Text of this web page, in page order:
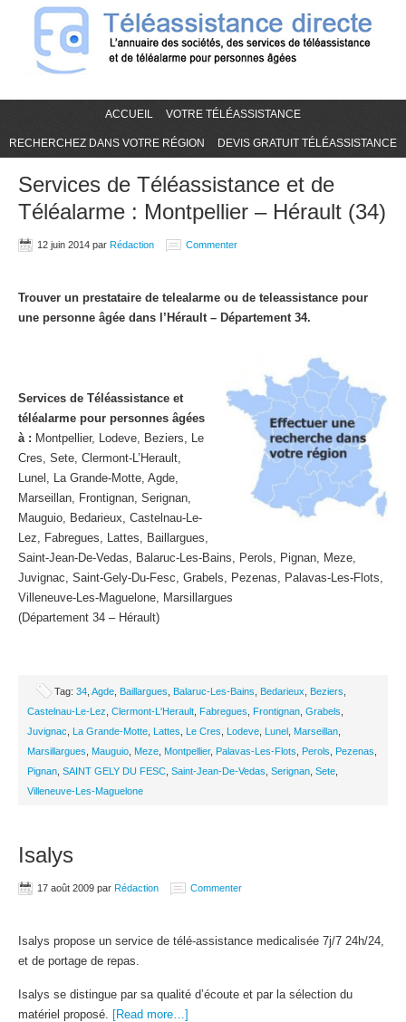
ACCUEIL VOTRE TÉLÉASSISTANCE
RECHERCHEZ DANS VOTRE RÉGION DEVIS GRATUIT TÉLÉASSISTANCE
Services de Téléassistance et de
Téléalarme : Montpellier – Hérault (34)
12 juin 2014 par Rédaction Commenter
Trouver un prestataire de telealarme ou de teleassistance pour
une personne âgée dans l’Hérault – Département 34.
Services de Téléassistance et
téléalarme pour personnes âgées
à : Montpellier, Lodeve, Beziers, Le
Cres, Sete, Clermont-L’Herault,
Lunel, La Grande-Motte, Agde,
Marseillan, Frontignan, Serignan,
Mauguio, Bedarieux, Castelnau-Le-
Lez, Fabregues, Lattes, Baillargues,
Saint-Jean-De-Vedas, Balaruc-Les-Bains, Perols, Pignan, Meze,
Juvignac, Saint-Gely-Du-Fesc, Grabels, Pezenas, Palavas-Les-Flots,
Villeneuve-Les-Maguelone, Marsillargues
(Département 34 – Hérault)
Tag: 34 Agde Baillargues Balaruc-Les-Bains Bedarieux Beziers
Castelnau-Le-Lez Clermont-L'Herault Fabregues Frontignan Grabels
Juvignac
La Grande-Motte Lattes Le Cres Lodeve Lunel Marseillan
Marsillargues
Mauguio Meze Montpellier, Palavas-Les-Flots Perols Pezenas
Pignan SAINT GELY DU FESC Saint-Jean-De-Vedas Serignan Sete
Villeneuve-Les-Maguelone
Isalys
17 août 2009 par Rédaction Commenter
Isalys propose un service de télé-assistance medicalisée 7j/7 24h/24,
et de portage de repas.
Isalys se distingue par sa qualité d’écoute et par la sélection du
matériel proposé. [Read more…]